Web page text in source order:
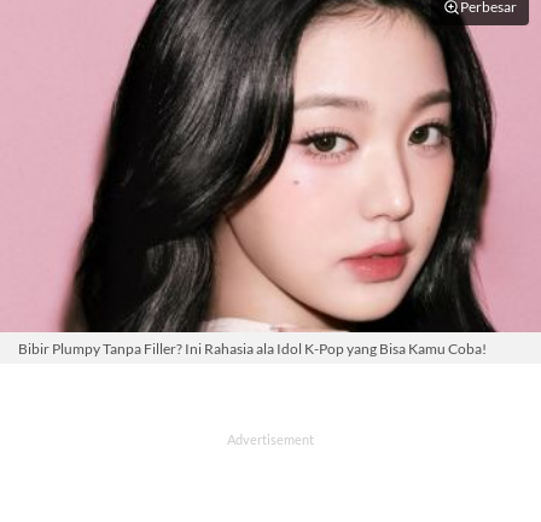
Perbesar
Bibir Plumpy Tanpa Filler? Ini Rahasia ala Idol K-Pop yang Bisa Kamu Coba!